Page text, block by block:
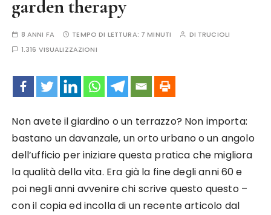
garden therapy
8 ANNI FA TEMPO DI LETTURA: 7 MINUTI DI TRUCIOLI
1.316 VISUALIZZAZIONI
Non avete il giardino o un terrazzo? Non importa:
bastano un davanzale, un orto urbano o un angolo
dell’ufficio per iniziare questa pratica che migliora
la qualità della vita. Era già la fine degli anni 60 e
poi negli anni avvenire chi scrive questo questo –
con il copia ed incolla di un recente articolo dal